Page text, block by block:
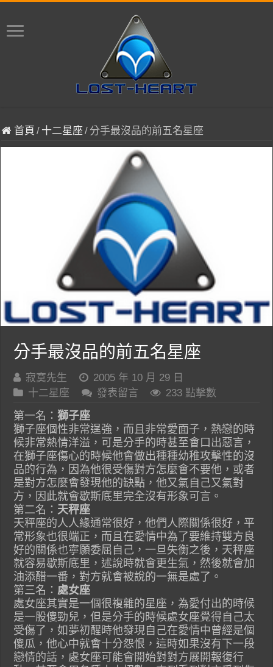
首頁 / 十二星座 / 分手最沒品的前五名星座
分手最沒品的前五名星座
寂寞先生
2005 年 10 月 29 日
十二星座
發表留言 233 點擊數
第一名：獅子座
獅子座個性非常逞強，而且非常愛面子，熱戀的時
候非常熱情洋溢，可是分手的時甚至會口出惡言，
在獅子座傷心的時候他會做出種種幼稚攻擊性的沒
品的行為，因為他很受傷對方怎麼會不要他，或者
是對方怎麼會發現他的缺點，他又氣自己又氣對
方，因此就會歇斯底里完全沒有形象可言。
第二名： 天秤座
天秤座的人人緣通常很好，他們人際關係很好，平
常形象也很端正，而且在愛情中為了要維持雙方良
好的關係也寧願委屈自己，一旦失衡之後，天秤座
就容易歇斯底里，述說時就會更生氣，然後就會加
油添醋一番，對方就會被說的一無是處了。
第三名： 處女座
處女座其實是一個很複雜的星座，為愛付出的時候
是一股傻勁兒，但是分手的時候處女座覺得自己太
受傷了，如夢初醒時他發現自己在愛情中曾經是個
傻瓜，他心中就會十分怨恨，這時如果沒有下一段
戀情的話，處女座可能會開始對對方展開報復行